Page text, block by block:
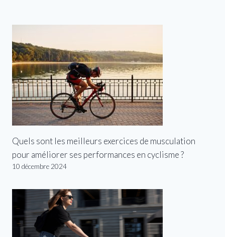
Quels sont les meilleurs exercices de musculation
pour améliorer ses performances en cyclisme ?
10 décembre 2024